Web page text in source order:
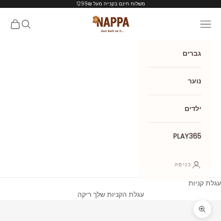
משלוח חינם בקנייה מעל 299₪!
Nappa shoes תפריט חיפושעגלת
גברים
נוער
ילדים
PLAY365
כניסה
עגלת קניות
עגלת הקניות שלך ריקה
תקריב